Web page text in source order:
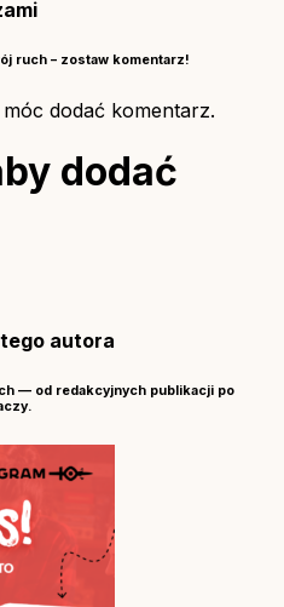
ruch – zostaw komentarz!
dodać komentarz.
dodać
autora
— od redakcyjnych publikacji po